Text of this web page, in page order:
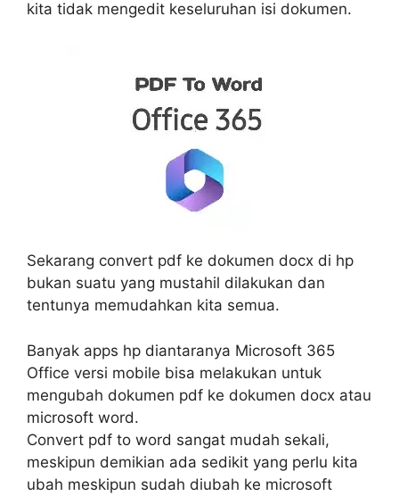
kita tidak mengedit keseluruhan isi dokumen.
Sekarang convert pdf ke dokumen docx di hp
bukan suatu yang mustahil dilakukan dan
tentunya memudahkan kita semua.
Banyak apps hp diantaranya Microsoft 365
Office versi mobile bisa melakukan untuk
mengubah dokumen pdf ke dokumen docx atau
microsoft word.
Convert pdf to word sangat mudah sekali,
meskipun demikian ada sedikit yang perlu kita
ubah meskipun sudah diubah ke microsoft